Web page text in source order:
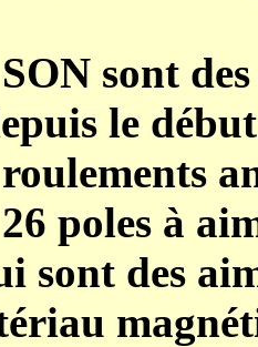
sont
le
poles à
sont des